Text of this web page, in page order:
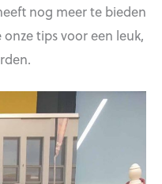
nog meer te bieden
tips voor een leuk,